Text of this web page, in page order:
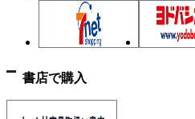
書店で購入